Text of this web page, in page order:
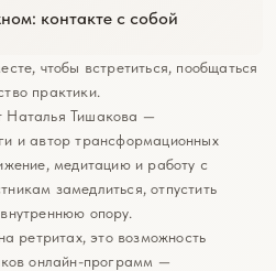
контакте с собой
чтобы встретиться, пообщаться
практики.
Наталья Тишакова —
и автор трансформационных
медитацию и работу с
замедлиться, отпустить
опору.
ретритах, это возможность
онлайн-программ —